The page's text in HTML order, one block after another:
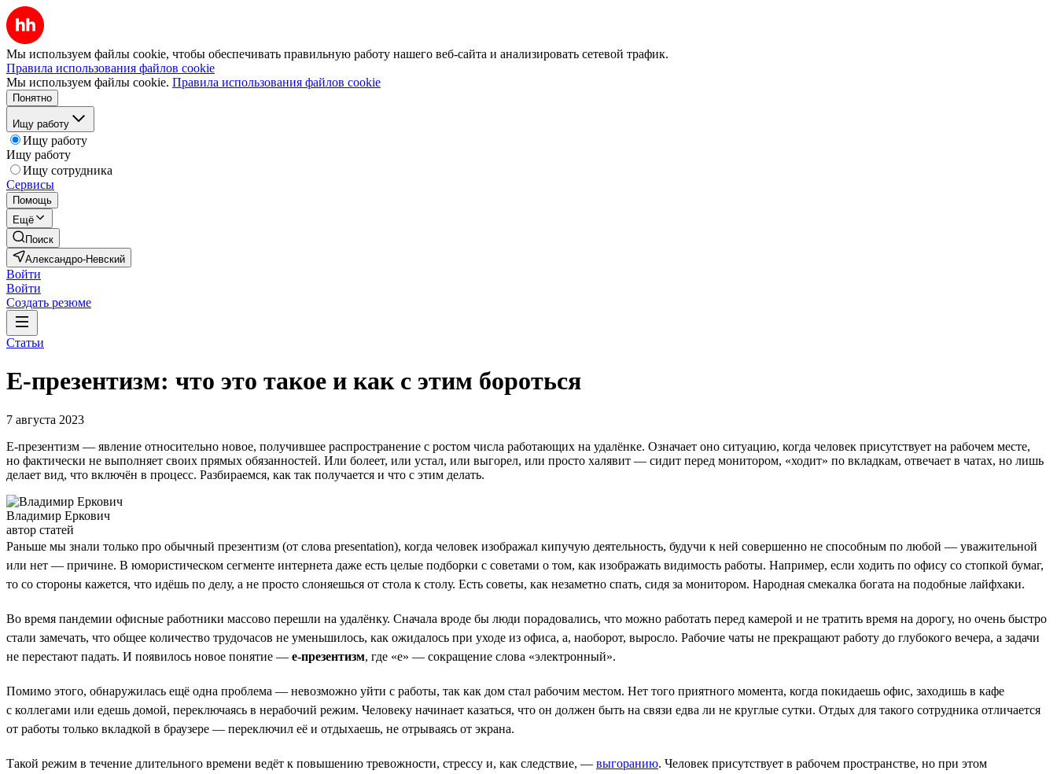
Мы используем файлы cookie, чтобы обеспечивать правильную работу нашего веб-сайта и анализировать сетевой трафик.
Правила использования файлов cookie
Мы используем файлы cookie. Правила использования файлов cookie
Понятно
Ищу работу
Ищу работу
Ищу работу
Ищу сотрудника
Сервисы
Помощь
Ещё
Поиск
Александро-Невский
Войти
Войти
Создать резюме
Статьи
Е-презентизм: что это такое и как с этим бороться
7 августа 2023
Е-презентизм — явление относительно новое, получившее распространение с ростом числа работающих на удалёнке. Означает оно ситуацию, когда человек присутствует на рабочем месте,
но фактически не выполняет своих прямых обязанностей. Или болеет, или устал, или выгорел, или просто халявит — сидит перед монитором, «ходит» по вкладкам, отвечает в чатах, но лишь
делает вид, что включён в процесс. Разбираемся, как так получается и что с этим делать.
Владимир Еркович
автор статей
Раньше мы знали только про обычный презентизм (от слова presentation), когда человек изображал кипучую деятельность, будучи к ней совершенно не способным по любой — уважительной
или нет — причине. В юмористическом сегменте интернета даже есть целые подборки с советами о том, как изображать видимость работы. Например, если ходить по офису со стопкой бумаг,
то со стороны кажется, что идёшь по делу, а не просто слоняешься от стола к столу. Есть советы, как незаметно спать, сидя за монитором. Народная смекалка богата на подобные лайфхаки.
Во время пандемии офисные работники массово перешли на удалёнку. Сначала вроде бы люди порадовались, что можно работать перед камерой и не тратить время на дорогу, но очень быстро
стали замечать, что общее количество трудочасов не уменьшилось, как ожидалось при уходе из офиса, а, наоборот, выросло. Рабочие чаты не прекращают работу до глубокого вечера, а задачи
не перестают падать. И появилось новое понятие — е-презентизм, где «е» — сокращение слова «электронный».
Помимо этого, обнаружилась ещё одна проблема — невозможно уйти с работы, так как дом стал рабочим местом. Нет того приятного момента, когда покидаешь офис, заходишь в кафе
с коллегами или едешь домой, переключаясь в нерабочий режим. Человеку начинает казаться, что он должен быть на связи едва ли не круглые сутки. Отдых для такого сотрудника отличается
от работы только вкладкой в браузере — переключил её и отдыхаешь, не отрываясь от экрана.
Такой режим в течение длительного времени ведёт к повышению тревожности, стрессу и, как следствие, — выгоранию. Человек присутствует в рабочем пространстве, но при этом